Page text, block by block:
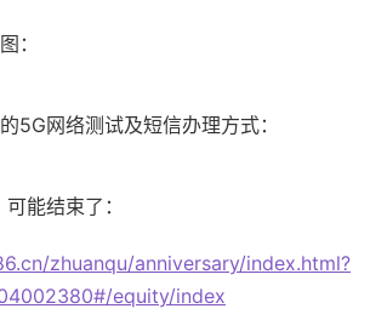
：
5G网络测试及短信办理方式：
能结束了：
zhuanqu/anniversary/index.html?
equity/index